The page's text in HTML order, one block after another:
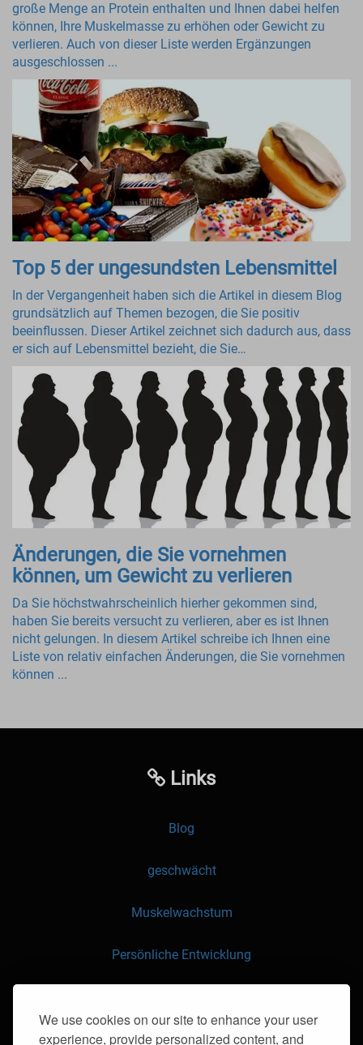
We use cookies on our site to enhance your user
experience, provide personalized content, and
große Menge an Protein enthalten und Ihnen dabei helfen
können, Ihre Muskelmasse zu erhöhen oder Gewicht zu
verlieren. Auch von dieser Liste werden Ergänzungen
ausgeschlossen ...
Top 5 der ungesundsten Lebensmittel
In der Vergangenheit haben sich die Artikel in diesem Blog
grundsätzlich auf Themen bezogen, die Sie positiv
beeinflussen. Dieser Artikel zeichnet sich dadurch aus, dass
er sich auf Lebensmittel bezieht, die Sie…
Änderungen, die Sie vornehmen
können, um Gewicht zu verlieren
Da Sie höchstwahrscheinlich hierher gekommen sind,
haben Sie bereits versucht zu verlieren, aber es ist Ihnen
nicht gelungen. In diesem Artikel schreibe ich Ihnen eine
Liste von relativ einfachen Änderungen, die Sie vornehmen
können ...
Links
Blog
geschwächt
Muskelwachstum
Persönliche Entwicklung
Kontaktieren Sie uns